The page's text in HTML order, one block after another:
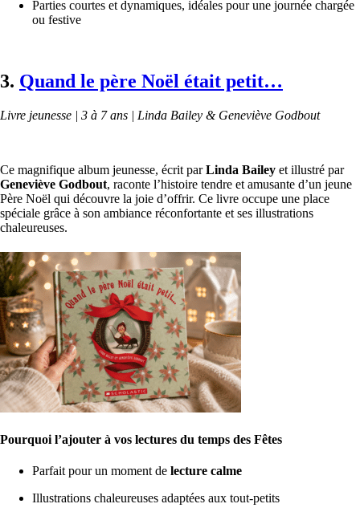
Parties courtes et dynamiques, idéales pour une journée chargée
ou festive
3. Quand le père Noël était petit…
Livre jeunesse | 3 à 7 ans | Linda Bailey & Geneviève Godbout
Ce magnifique album jeunesse, écrit parLinda Bailey et illustré par
Geneviève Godbout, raconte l’histoire tendre et amusante d’un jeune
Père Noël qui découvre la joie d’offrir. Ce livre occupe une place
spéciale grâce à son ambiance réconfortante et ses illustrations
chaleureuses.
Pourquoi l’ajouter à vos lectures du temps des Fêtes
Parfait pour un moment de lecture calme
Illustrations chaleureuses adaptées aux tout-petits